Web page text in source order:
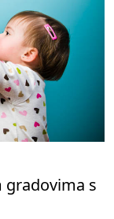
gradovima s